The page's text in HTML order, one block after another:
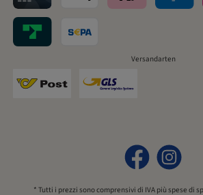
Versandarten
* Tutti i prezzi sono comprensivi di IVA più spese di